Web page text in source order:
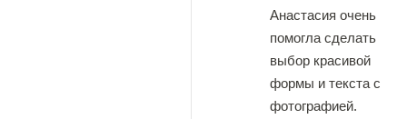
Анастасия очень
помогла сделать
выбор красивой
формы и текста с
фотографией.